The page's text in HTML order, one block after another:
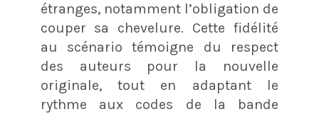
étranges, notamment l’obligation de
couper sa chevelure. Cette fidélité
au scénario témoigne du respect
des auteurs pour la nouvelle
originale, tout en adaptant le
rythme aux codes de la bande